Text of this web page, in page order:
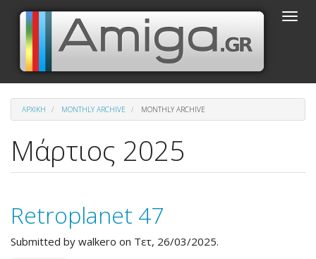
Παράκαμψη
κυρίως
περιεχόμενο
Toggle
ΑΡΧΙΚΉ MONTHLY ARCHIVE MONTHLY ARCHIVE
Μάρτιος 2025
Retroplanet 47
Submitted by walkero on Τετ, 26/03/2025.